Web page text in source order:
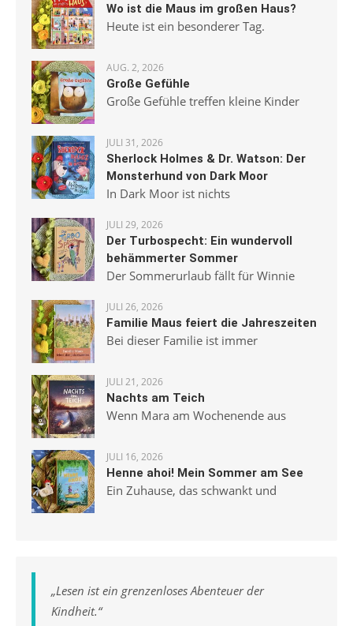
Wo ist die Maus im großen Haus?
Heute ist ein besonderer Tag.
AUG. 2, 2026
Große Gefühle
Große Gefühle treffen kleine Kinder
JULI 31, 2026
Sherlock Holmes & Dr. Watson: Der
Monsterhund von Dark Moor
In Dark Moor ist nichts
JULI 29, 2026
Der Turbospecht: Ein wundervoll
behämmerter Sommer
Der Sommerurlaub fällt für Winnie
JULI 26, 2026
Familie Maus feiert die Jahreszeiten
Bei dieser Familie ist immer
JULI 21, 2026
Nachts am Teich
Wenn Mara am Wochenende aus
JULI 16, 2026
Henne ahoi! Mein Sommer am See
Ein Zuhause, das schwankt und
„Lesen ist ein grenzenloses Abenteuer der
Kindheit.“